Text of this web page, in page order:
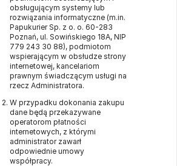
obsługującym systemy lub
rozwiązania informatyczne (m.in.
Papukurier Sp. z o. o. 60-283
Poznań, ul. Sowińskiego 18A, NIP
779 243 30 88), podmiotom
wspierającym w obsłudze strony
internetowej, kancelariom
prawnym świadczącym usługi na
rzecz Administratora.
W przypadku dokonania zakupu
dane będą przekazywane
operatorom płatności
internetowych, z którymi
administrator zawarł
odpowiednie umowy
współpracy.